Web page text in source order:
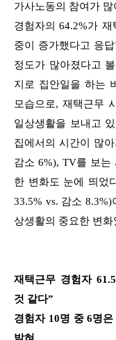
가사노동의 참여가
경험자의 64.2%가
중이 증가했다고 응
정도가 많아졌다고
지로 집안일을 하는
모습으로, 재택근무
일상생활을 보내고
집에서의 시간이 많
감소 6%), TV를 보는
한 변화도 눈에 띄었
33.5% vs. 감소
상생활의 중요한 변화
재택근무 경험자
것 같다”
경험자 10명 중 6명